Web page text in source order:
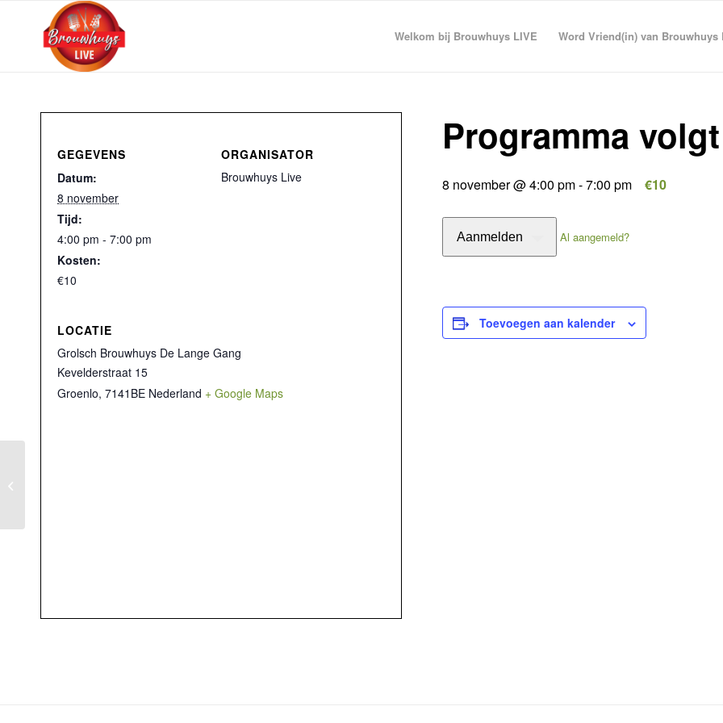
Welkom bij Brouwhuys LIVE Word Vriend(in) van Brouwhuys
Programma volgt
8 november @ 4:00 pm-7:00 pm €10
Aanmelden Al aangemeld?
Toevoegen aan kalender
GEGEVENS
Datum:
8 november
Tijd:
4:00 pm - 7:00 pm
Kosten:
€10
ORGANISATOR
Brouwhuys Live
LOCATIE
Grolsch Brouwhuys De Lange Gang
Kevelderstraat 15
Groenlo, 7141BE Nederland + Google Maps